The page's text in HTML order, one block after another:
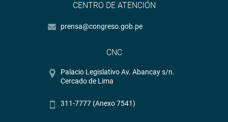
CENTRO DE ATENCIÓN
prensa@congreso.gob.pe
CNC
Palacio Legislativo Av. Abancay s/n.
Cercado de Lima
311-7777 (Anexo 7541)